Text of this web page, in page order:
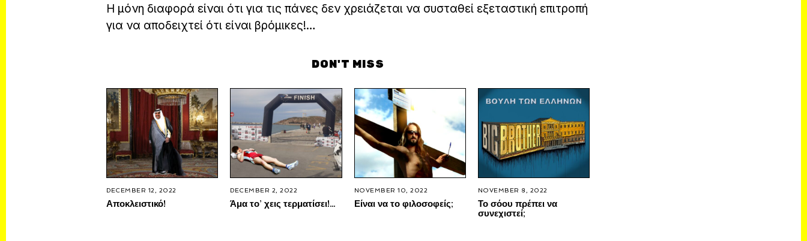
Η μόνη διαφορά είναι ότι για τις πάνες δεν χρειάζεται να συσταθεί εξεταστική επιτροπή
για να αποδειχτεί ότι είναι βρόμικες!…
DON'T MISS
DECEMBER 12, 2022
Αποκλειστικό!
DECEMBER 2, 2022
Άμα το’ χεις τερματίσει!…
NOVEMBER 10, 2022
Είναι να το φιλοσοφείς;
NOVEMBER 8, 2022
Το σόου πρέπει να
συνεχιστεί;